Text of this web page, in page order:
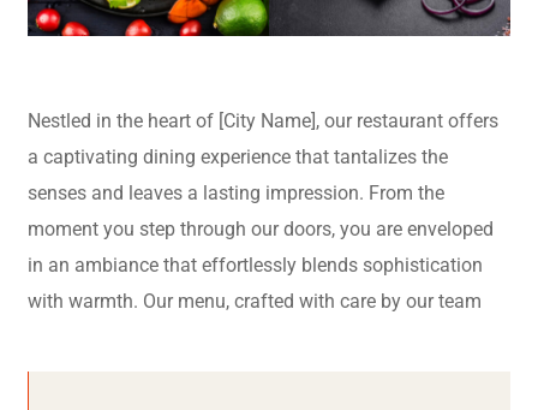
Nestled in the heart of [City Name], our restaurant offers
a captivating dining experience that tantalizes the
senses and leaves a lasting impression. From the
moment you step through our doors, you are enveloped
in an ambiance that effortlessly blends sophistication
with warmth. Our menu, crafted with care by our team